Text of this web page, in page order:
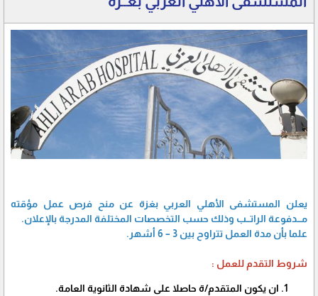
يعلن المستشفى الأهلي العربي بغزة عن منح فرص عمل مؤقته
مـــدفوعة الراتـــب وذلك حسب التخصصات المختلفة المدرجة بالإعلان.
علما بأن مدة العمل تتراوح بين 3 – 6 أشهر.
شروط التقدم للعمل :
ان يكون المتقدم/ة حاصلا على شهادة الثانوية العامة.